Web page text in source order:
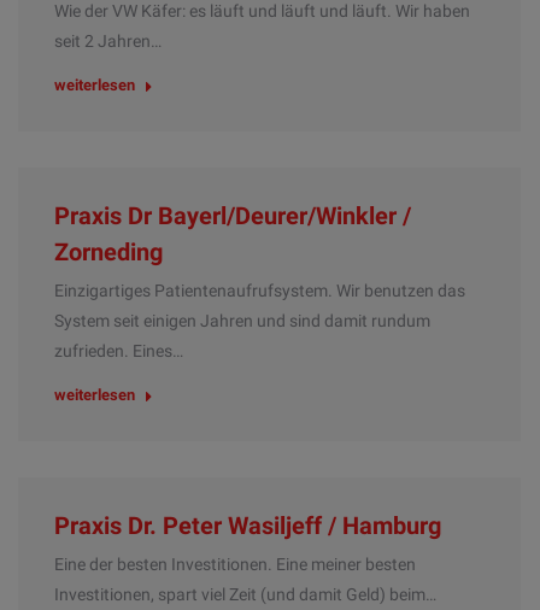
Wie der VW Käfer: es läuft und läuft und läuft. Wir haben
seit 2 Jahren…
weiterlesen
Praxis Dr Bayerl/Deurer/Winkler /
Zorneding
Einzigartiges Patientenaufrufsystem. Wir benutzen das
System seit einigen Jahren und sind damit rundum
zufrieden. Eines…
weiterlesen
Praxis Dr. Peter Wasiljeff / Hamburg
Eine der besten Investitionen. Eine meiner besten
Investitionen, spart viel Zeit (und damit Geld) beim…